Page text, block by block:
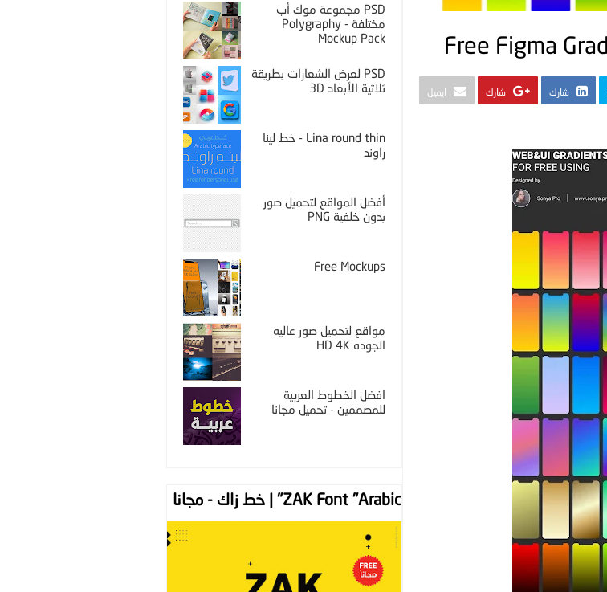
شارك شارك ايميل
PSD مجموعة موك أب
مختلفة - Polygraphy
Mockup Pack
PSD لعرض الشعارات بطريقة
ثلاثية الأبعاد 3D
Lina round thin - خط لينا
راوند
أفضل المواقع لتحميل صور
بدون خلفية PNG
Free Mockups
مواقع لتحميل صور عاليه
الجوده HD 4K
افضل الخطوط العربية
للمصممين - تحميل مجانا
ZAK Font "Arabic" | خط زاك - مجانا